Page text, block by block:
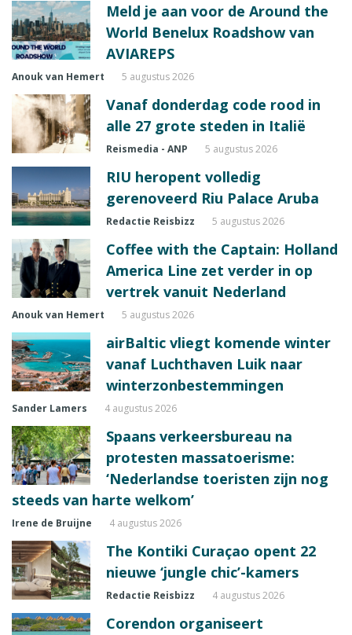
Meld je aan voor de Around the
World Benelux Roadshow van
AVIAREPS
Anouk van Hemert 5 augustus 2026
Vanaf donderdag code rood in
alle 27 grote steden in Italië
Reismedia - ANP 5 augustus 2026
RIU heropent volledig
gerenoveerd Riu Palace Aruba
Redactie Reisbizz 5 augustus 2026
Coffee with the Captain: Holland
America Line zet verder in op
vertrek vanuit Nederland
Anouk van Hemert 5 augustus 2026
airBaltic vliegt komende winter
vanaf Luchthaven Luik naar
winterzonbestemmingen
Sander Lamers 4 augustus 2026
Spaans verkeersbureau na
protesten massatoerisme:
‘Nederlandse toeristen zijn nog
steeds van harte welkom’
Irene de Bruijne 4 augustus 2026
The Kontiki Curaçao opent 22
nieuwe ‘jungle chic’-kamers
Redactie Reisbizz 4 augustus 2026
Corendon organiseert